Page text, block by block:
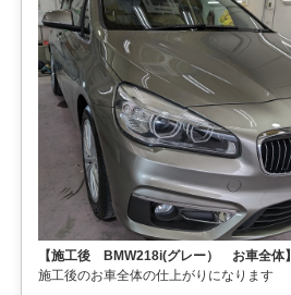
【施工後 BMW218i(グレー） お車全体】
施工後のお車全体の仕上がりになります